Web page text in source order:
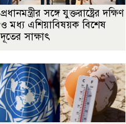
প্রধানমন্ত্রীর সঙ্গে যুক্তরাষ্ট্রের দক্ষিণ
ও মধ্য এশিয়াবিষয়ক বিশেষ
দূতের সাক্ষাৎ